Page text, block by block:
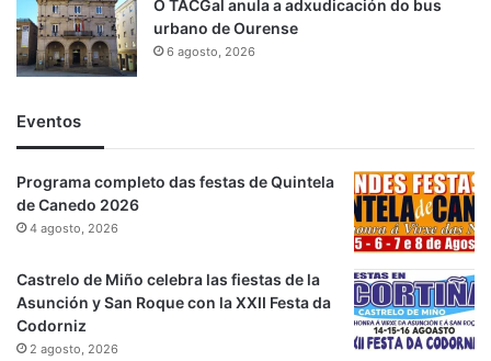
O TACGal anula a adxudicación do bus
urbano de Ourense
6 agosto, 2026
Eventos
Programa completo das festas de Quintela
de Canedo 2026
4 agosto, 2026
Castrelo de Miño celebra las fiestas de la
Asunción y San Roque con la XXII Festa da
Codorniz
2 agosto, 2026